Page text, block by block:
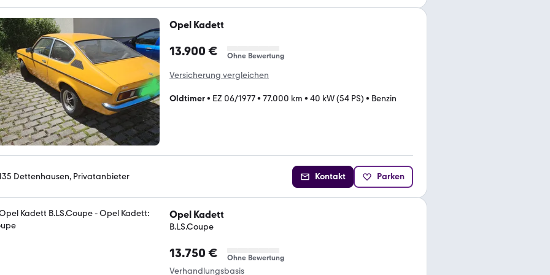
Opel Kadett
13.900 € Ohne Bewertung
Versicherung vergleichen
Oldtimer• EZ 06/1977• 77.000 km • 40 kW (54 PS) • Benzin
Dettenhausen, Privatanbieter Kontakt Parken
Opel Kadett
B.LS.Coupe
13.750 € Ohne Bewertung
Verhandlungsbasis